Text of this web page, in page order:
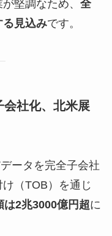
堅調なため、 全
る見込みです。
会社化、北米展
ータを完全子会社
（TOB）を通じ
は2兆3000億円超に